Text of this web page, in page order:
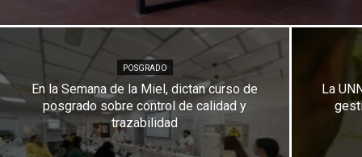
POSGRADO
En la Semana de la Miel, dictan curso de
posgrado sobre control de calidad y
trazabilidad
La